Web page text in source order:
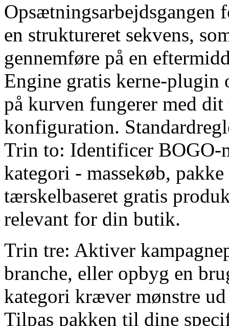
Opsætningsarbejdsgangen
en struktureret sekvens,
gennemføre på en
Engine gratis kerne-plugin
på kurven fungerer med dit
konfiguration.
Trin to: Identificer BOGO-
kategori - massekøb,
tærskelbaseret gratis
relevant for din butik.
Trin tre: Aktiver
branche, eller opbyg en
kategori kræver mønstre
Tilpas pakken til dine